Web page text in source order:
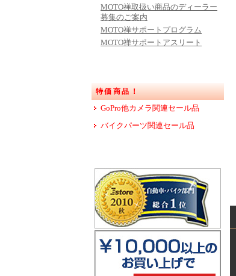
MOTO禅取扱い商品のディーラー
募集のご案内
MOTO禅サポートプログラム
MOTO禅サポートアスリート
特価商品！
GoPro他カメラ関連セール品
バイクパーツ関連セール品